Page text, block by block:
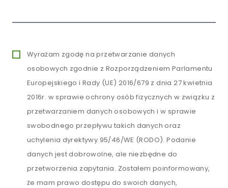
Wyrażam zgodę na przetwarzanie danych
osobowych zgodnie z Rozporządzeniem Parlamentu
Europejskiego i Rady (UE) 2016/679 z dnia 27 kwietnia
2016r. w sprawie ochrony osób fizycznych w związku z
przetwarzaniem danych osobowych i w sprawie
swobodnego przepływu takich danych oraz
uchylenia dyrektywy 95/46/WE (RODO). Podanie
danych jest dobrowolne, ale niezbędne do
przetworzenia zapytania. Zostałem poinformowany,
że mam prawo dostępu do swoich danych,